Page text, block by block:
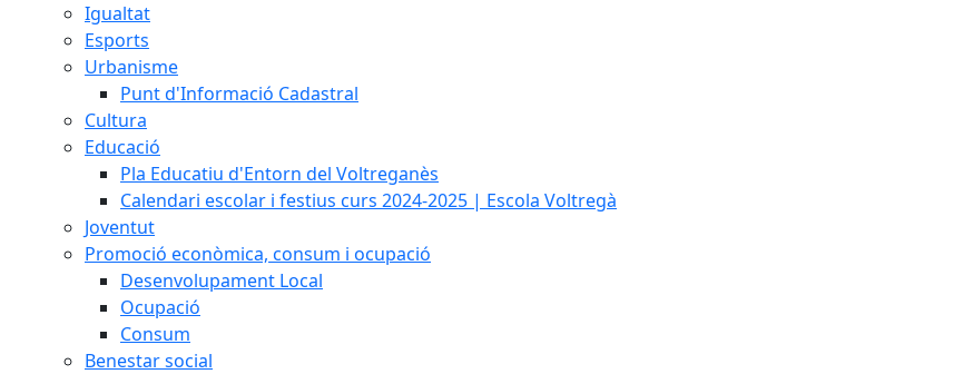
Igualtat
Esports
Urbanisme
Punt d'Informació Cadastral
Cultura
Educació
Pla Educatiu d'Entorn del Voltreganès
Calendari escolar i festius curs 2024-2025 | Escola Voltregà
Joventut
Promoció econòmica, consum i ocupació
Desenvolupament Local
Ocupació
Consum
Benestar social